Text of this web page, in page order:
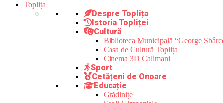
Toplița
Despre Toplița
Istoria Topliței
Cultură
Biblioteca Municipală “George
Casa de Cultură Toplița
Cinema 3D Calimani
Sport
Cetățeni de Onoare
Educație
Grădinițe